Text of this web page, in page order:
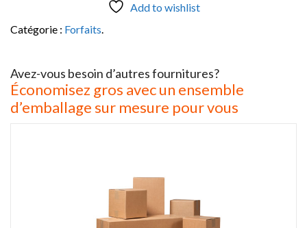
Add to wishlist
Catégorie : Forfaits.
Avez-vous besoin d’autres fournitures?
Économisez gros avec un ensemble
d’emballage sur mesure pour vous